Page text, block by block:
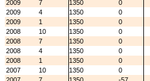
2009
7 1350
0
2009
4 1350
0
2009
1 1350
0
2008
10 1350
0
2008
7 1350
0
2008
4 1350
0
2008
1 1350
0
2007
10 1350
0